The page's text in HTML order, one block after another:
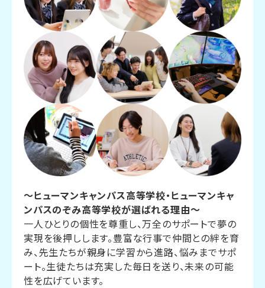
～ヒューマンキャンパス高等学校・ヒューマンキャ
ンパスのぞみ高等学校が選ばれる理由～
一人ひとりの個性を尊重し、万全のサポートで夢の
実現を後押しします。豊富な行事で仲間との絆を育
み、先生たちが親身に学習から進路、悩みまでサポ
ート。生徒たちは充実した毎日を送り、未来の可能
性を広げています。